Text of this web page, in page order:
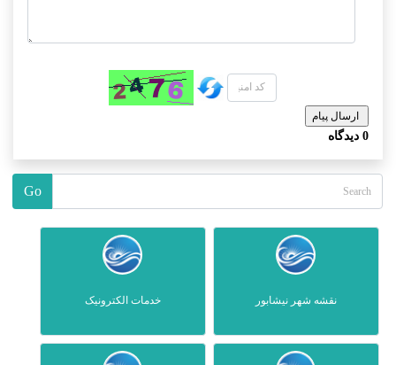
0 دیدگاه
Go
نقشه شهر نیشابور خدمات الکترونیک